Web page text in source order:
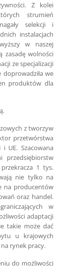
Z kolei
strumień
selekcji i
instalacjach
w naszej
zasadę wolności
ze specjalizacji
we
produktów dla
z tworzyw
przetwórstwa
UE. Szacowana
przedsiębiorstw
1 tys.
nie tylko na
na producentów
oraz handel.
w
adaptacji
takie może dać
u krajowych
rynek pracy.
do możliwości